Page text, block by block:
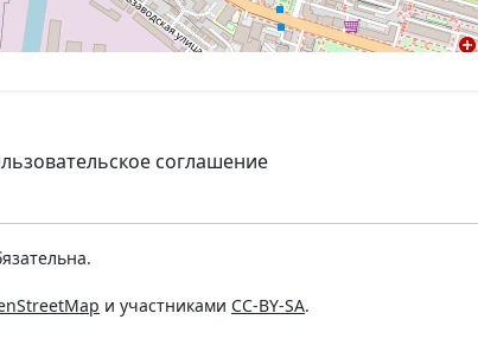
соглашение
и участниками CC-BY-SA.